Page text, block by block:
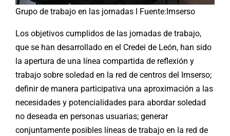
Grupo de trabajo en las jornadas I Fuente:Imserso
Los objetivos cumplidos de las jornadas de trabajo,
que se han desarrollado en el Credei de León, han sido
la apertura de una línea compartida de reflexión y
trabajo sobre soledad en la red de centros del Imserso;
definir de manera participativa una aproximación a las
necesidades y potencialidades para abordar soledad
no deseada en personas usuarias; generar
conjuntamente posibles líneas de trabajo en la red de